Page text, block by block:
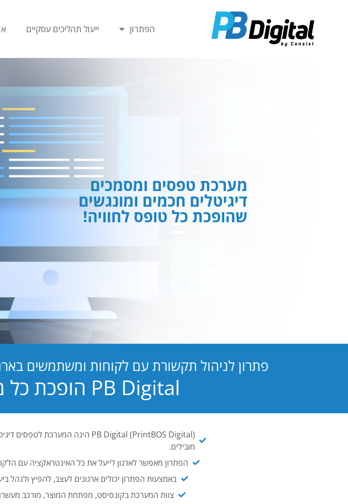
הפתרון ייעול תהליכים עסקיים
מערכת טפסים ומסמכים
דיגיטלים חכמים ומונגשים
שהופכת כל טופס לחוויה!
פתרון לניהול תקשורת עם לקוחות ומשתמשים
PB Digital הופכת כל מסמך וטופס, לחוויה!
מובילים.
הפתרון מאפשר לארגון לייעל את כל האינטראקציה עם
באמצעות הפתרון יכולים ארגונים לעצב, להפיץ ולנהל
צוות המערכת בקונסיסט, מפתחת המוצר, מורכב